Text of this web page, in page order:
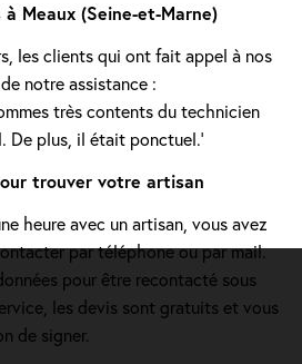
Meaux (Seine-et-Marne)
les clients qui ont fait appel à nos
notre assistance :
très contents du technicien
De plus, il était ponctuel.'
trouver votre artisan
heure avec un artisan, vous avez
par téléphone ou par mail.
pour être recontacté sous
les devis sont gratuits et vous
de signer.